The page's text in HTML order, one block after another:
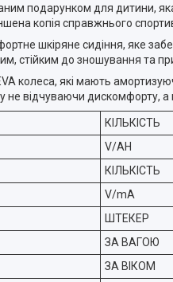
подарунком для дитини,
копія справжнього
шкіряне сидіння, яке
стійким до зношування та
колеса, які мають
відчуваючи дискомфорту, а
КІЛЬКІСТЬ
V/AH
КІЛЬКІСТЬ
V/mA
ШТЕКЕР
ЗА ВАГОЮ
ЗА ВIКОМ